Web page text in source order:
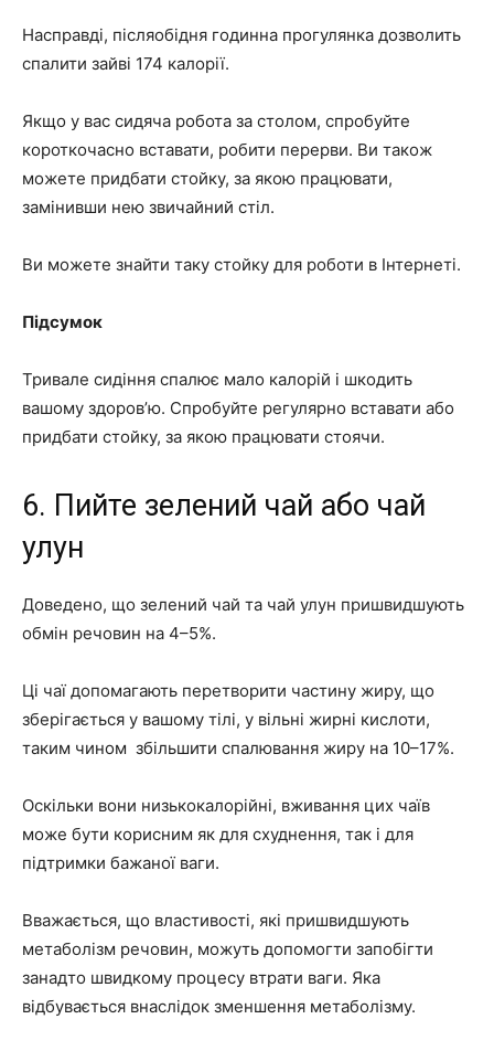
Насправді, післяобідня годинна прогулянка дозволить
спалити зайві 174 калорії.
Якщо у вас сидяча робота за столом, спробуйте
короткочасно вставати, робити перерви. Ви також
можете придбати стойку, за якою працювати,
замінивши нею звичайний стіл.
Ви можете знайти таку стойку для роботи в Інтернеті.
Підсумок
Тривале сидіння спалює мало калорій і шкодить
вашому здоров’ю. Спробуйте регулярно вставати або
придбати стойку, за якою працювати стоячи.
6. Пийте зелений чай або чай
улун
Доведено, що зелений чай та чай улун пришвидшують
обмін речовин на 4–5%.
Ці чаї допомагають перетворити частину жиру, що
зберігається у вашому тілі, у вільні жирні кислоти,
таким чином збільшити спалювання жиру на 10–17%.
Оскільки вони низькокалорійні, вживання цих чаїв
може бути корисним як для схуднення, так і для
підтримки бажаної ваги.
Вважається, що властивості, які пришвидшують
метаболізм речовин, можуть допомогти запобігти
занадто швидкому процесу втрати ваги. Яка
відбувається внаслідок зменшення метаболізму.